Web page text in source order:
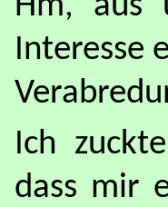
Interesse
Ich
dass mir